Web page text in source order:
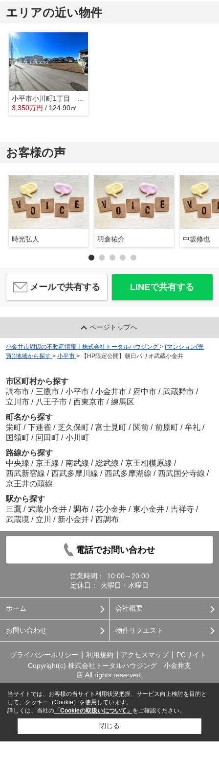
エリアの近い物件
3,350万円 / 124.90㎡
お客様の声
時光弘人 羽倉祐介 中坂修也
メールで共有する LINEで共有する
ページトップへ
小金井市周辺の不動産情報｜株式会社トータルハウジング > (マンション(売
買))地域から探す > 小平市 > 【HP限定公開】朝日パリオ武蔵小金井
市区町村から探す
調布市 / 三鷹市 / 小平市 / 小金井市 / 府中市 / 武蔵野市 /
立川市 / 八王子市 / 西東京市 / 練馬区
町名から探す
栄町 / 下連雀 / 芝久保町 / 富士見町 / 関前 / 前原町 / 牟礼 /
国領町 / 回田町 / 小川町
路線から探す
中央線 / 京王線 / 南武線 / 総武線 / 京王相模原線 /
西武新宿線 / 西武多摩川線 / 西武多摩湖線 / 西武国分寺線 /
京王井の頭線
駅から探す
三鷹 / 武蔵小金井 / 調布 / 花小金井 / 東小金井 / 吉祥寺 /
武蔵境 / 立川 / 新小金井 / 西調布
電話でお問い合わせ
営業時間：
10:00～20:00
定休日：
火曜日・水曜日
ホーム 会社概要
お問い合わせ 物件リクエスト
プライバシーポリシー 利用規約 アクセスマップ
PCサイト
Copyright(c) 株式会社トータルハウジング 小金井支
店 All rights reserved.
当サイトでは、お客様の当サイト利用状況把握、サービス向上検討を目的と
して、クッキー（Cookie）を使用しています。
詳しくは、当社の 「Cookieの取扱いについて」 をご確認ください。
閉じる